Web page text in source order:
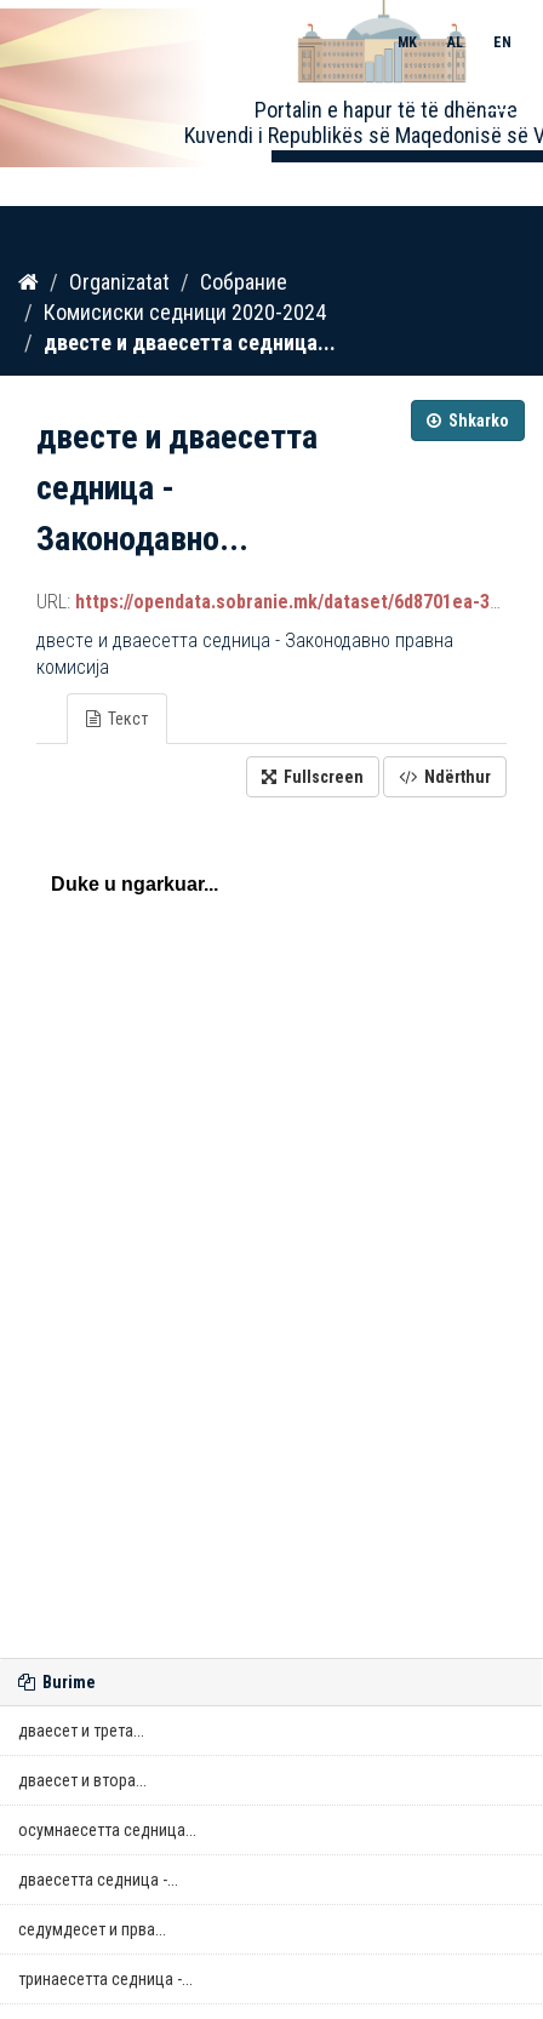
Kalo
përmbajtja
Portalin e hapur të të dhënave
Kuvendi i Republikës së Maqedonisë së
MK AL EN
Toggle
Organizatat
Собрание
Комисиски седници 2020-2024
двестe и дваесетта седница...
Shkarko
двестe и дваесетта
седница -
Законодавно...
URL: https://opendata.sobranie.mk/dataset/6d8701ea-3a42-465d-8f88-639bc6dc1a8e/resource/c5185d5b-fca0-4dfa-8c46-91e8600484a5/download/komisiski_sednici.json
двестe и дваесетта седница - Законодавно правна
комисија
Текст
Fullscreen Ndërthur
Burime
дваесет и трета...
дваесет и втора...
осумнaесетта седница...
дваесетта седница -...
седумдесет и прва...
тринаесетта седница -...